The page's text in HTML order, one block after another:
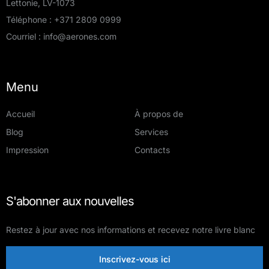
Lettonie, LV-1073
Téléphone : +371 2809 0999
Courriel : info@aerones.com
Menu
Accueil
À propos de
Blog
Services
Impression
Contacts
S'abonner aux nouvelles
Restez à jour avec nos informations et recevez notre livre blanc
Inscrivez-vous ici